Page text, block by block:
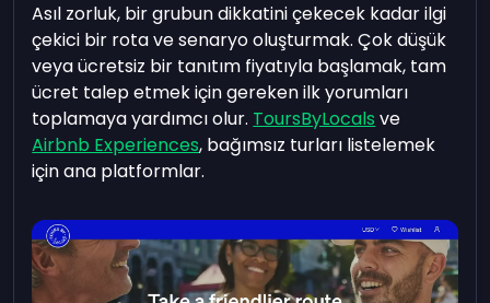
Asıl zorluk, bir grubun dikkatini çekecek kadar ilgi
çekici bir rota ve senaryo oluşturmak. Çok düşük
veya ücretsiz bir tanıtım fiyatıyla başlamak, tam
ücret talep etmek için gereken ilk yorumları
toplamaya yardımcı olur. ToursByLocals ve
Airbnb Experiences, bağımsız turları listelemek
için ana platformlar.